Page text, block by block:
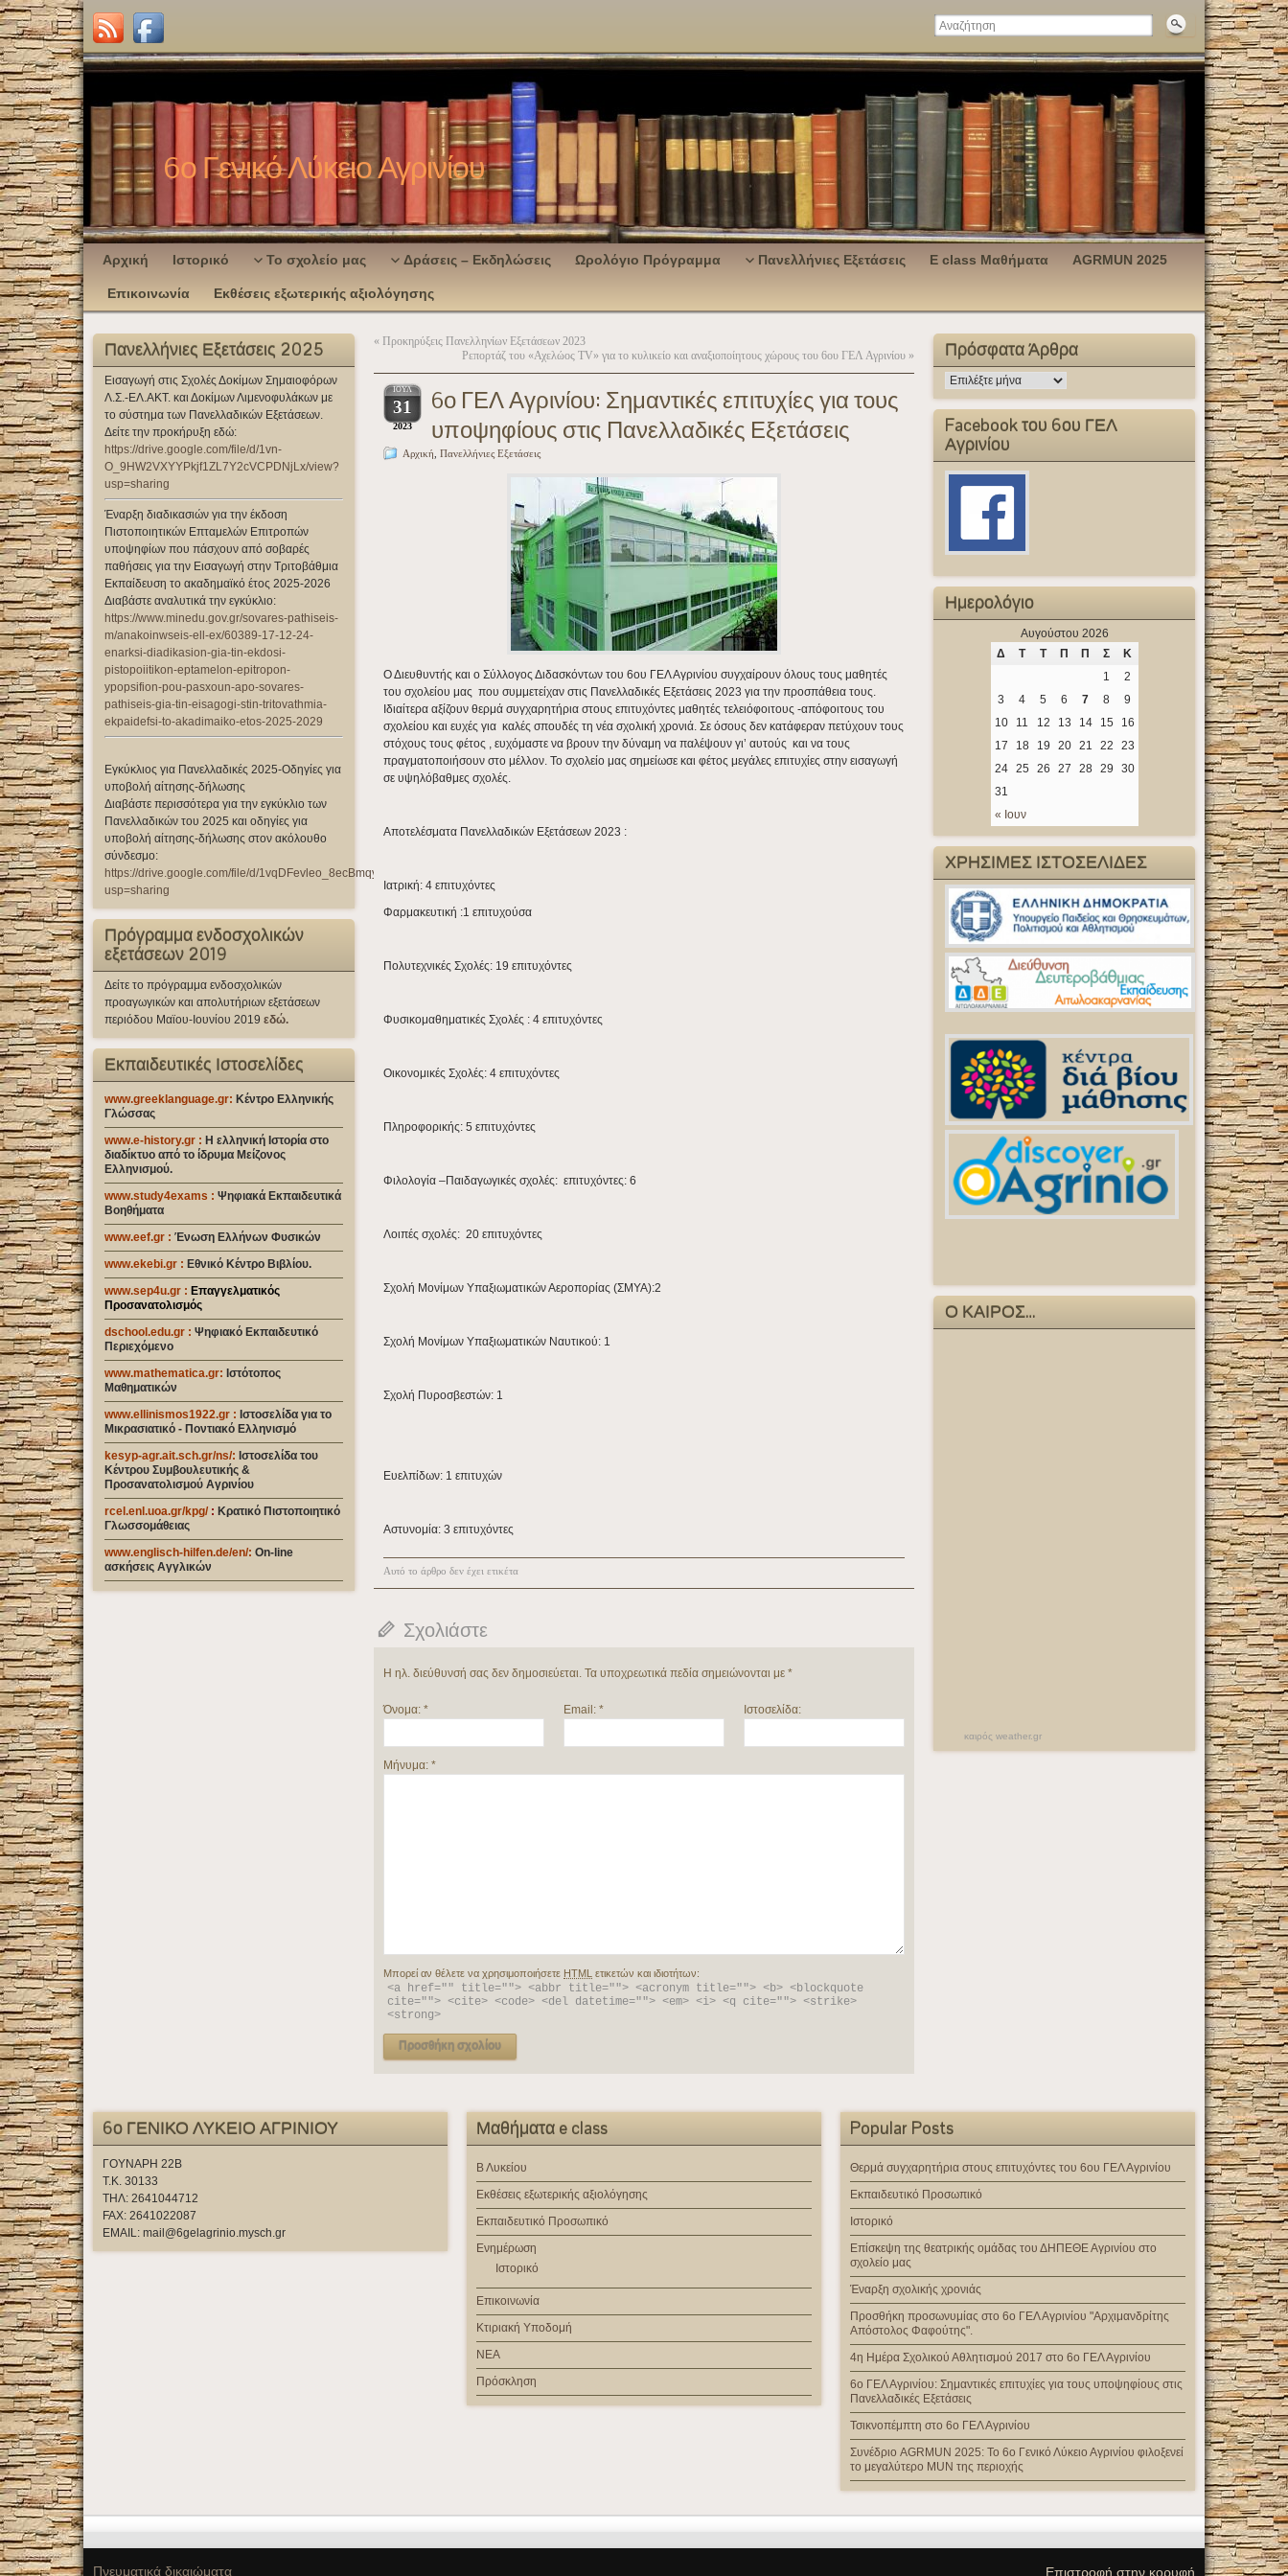
6ο Γενικό Λύκειο Αγρινίου
Αρχική Ιστορικό Το σχολείο μας Δράσεις – Εκδηλώσεις Ωρολόγιο Πρόγραμμα Πανελλήνιες Εξετάσεις E class Μαθήματα AGRMUN 2025
Επικοινωνία Εκθέσεις εξωτερικής αξιολόγησης
Πανελλήνιες Εξετάσεις 2025
Εισαγωγή στις Σχολές Δοκίμων Σημαιοφόρων
Λ.Σ.-ΕΛ.ΑΚΤ. και Δοκίμων Λιμενοφυλάκων με
το σύστημα των Πανελλαδικών Εξετάσεων.
Δείτε την προκήρυξη εδώ:
https://drive.google.com/file/d/1vn-
O_9HW2VXYYPkjf1ZL7Y2cVCPDNjLx/view?
usp=sharing
Έναρξη διαδικασιών για την έκδοση
Πιστοποιητικών Επταμελών Επιτροπών
υποψηφίων που πάσχουν από σοβαρές
παθήσεις για την Εισαγωγή στην Τριτοβάθμια
Εκπαίδευση το ακαδημαϊκό έτος 2025-2026
Διαβάστε αναλυτικά την εγκύκλιο:
https://www.minedu.gov.gr/sovares-pathiseis-
m/anakoinwseis-ell-ex/60389-17-12-24-
enarksi-diadikasion-gia-tin-ekdosi-
pistopoiitikon-eptamelon-epitropon-
ypopsifion-pou-pasxoun-apo-sovares-
pathiseis-gia-tin-eisagogi-stin-tritovathmia-
ekpaidefsi-to-akadimaiko-etos-2025-2029
Εγκύκλιος για Πανελλαδικές 2025-Οδηγίες για
υποβολή αίτησης-δήλωσης
Διαβάστε περισσότερα για την εγκύκλιο των
Πανελλαδικών του 2025 και οδηγίες για
υποβολή αίτησης-δήλωσης στον ακόλουθο
σύνδεσμο:
https://drive.google.com/file/d/1vqDFevleo_8ecBmqy9qWfzrUqT07qW_i/view?
usp=sharing
Πρόγραμμα ενδοσχολικών
εξετάσεων 2019
Δείτε το πρόγραμμα ενδοσχολικών
προαγωγικών και απολυτήριων εξετάσεων
περιόδου Μαϊου-Ιουνίου 2019 εδώ.
Εκπαιδευτικές Ιστοσελίδες
www.greeklanguage.gr: Κέντρο Ελληνικής
Γλώσσας
www.e-history.gr : Η ελληνική Ιστορία στο
διαδίκτυο από το ίδρυμα Μείζονος
Ελληνισμού.
www.study4exams : Ψηφιακά Εκπαιδευτικά
Βοηθήματα
www.eef.gr : Ένωση Ελλήνων Φυσικών
www.ekebi.gr : Εθνικό Κέντρο Βιβλίου.
www.sep4u.gr : Επαγγελματικός
Προσανατολισμός
dschool.edu.gr : Ψηφιακό Εκπαιδευτικό
Περιεχόμενο
www.mathematica.gr: Ιστότοπος
Μαθηματικών
www.ellinismos1922.gr : Ιστοσελίδα για το
Μικρασιατικό - Ποντιακό Ελληνισμό
kesyp-agr.ait.sch.gr/ns/: Ιστοσελίδα του
Κέντρου Συμβουλευτικής &
Προσανατολισμού Αγρινίου
rcel.enl.uoa.gr/kpg/ : Κρατικό Πιστοποιητικό
Γλωσσομάθειας
www.englisch-hilfen.de/en/: On-line
ασκήσεις Αγγλικών
« Προκηρύξεις Πανελληνίων Εξετάσεων 2023
Ρεπορτάζ του «Αχελώος ΤV» για το κυλικείο και αναξιοποίητους χώρους του 6ου ΓΕΛ Αγρινίου »
ΙΟΥΛ
31
2023
6ο ΓΕΛ Αγρινίου: Σημαντικές επιτυχίες για τους
υποψηφίους στις Πανελλαδικές Εξετάσεις
Αρχική Πανελλήνιες Εξετάσεις
Ο Διευθυντής και ο Σύλλογος Διδασκόντων του 6ου ΓΕΛ Αγρινίου συγχαίρουν όλους τους μαθητές
του σχολείου μας που συμμετείχαν στις Πανελλαδικές Εξετάσεις 2023 για την προσπάθεια τους.
Ιδιαίτερα αξίζουν θερμά συγχαρητήρια στους επιτυχόντες μαθητές τελειόφοιτους -απόφοιτους του
σχολείου και ευχές για καλές σπουδές τη νέα σχολική χρονιά. Σε όσους δεν κατάφεραν πετύχουν τους
στόχους τους φέτος , ευχόμαστε να βρουν την δύναμη να παλέψουν γι’ αυτούς και να τους
πραγματοποιήσουν στο μέλλον. Το σχολείο μας σημείωσε και φέτος μεγάλες επιτυχίες στην εισαγωγή
σε υψηλόβαθμες σχολές.
Αποτελέσματα Πανελλαδικών Εξετάσεων 2023 :
Ιατρική: 4 επιτυχόντες
Φαρμακευτική :1 επιτυχούσα
Πολυτεχνικές Σχολές: 19 επιτυχόντες
Φυσικομαθηματικές Σχολές : 4 επιτυχόντες
Οικονομικές Σχολές: 4 επιτυχόντες
Πληροφορικής: 5 επιτυχόντες
Φιλολογία –Παιδαγωγικές σχολές: επιτυχόντες: 6
Λοιπές σχολές: 20 επιτυχόντες
Σχολή Μονίμων Υπαξιωματικών Αεροπορίας (ΣΜΥΑ):2
Σχολή Μονίμων Υπαξιωματικών Ναυτικού: 1
Σχολή Πυροσβεστών: 1
Ευελπίδων: 1 επιτυχών
Αστυνομία: 3 επιτυχόντες
Αυτό το άρθρο δεν έχει ετικέτα
Σχολιάστε
Η ηλ. διεύθυνσή σας δεν δημοσιεύεται. Τα υποχρεωτικά πεδία σημειώνονται με *
Όνομα: * Email: * Ιστοσελίδα:
Μήνυμα: *
Μπορεί αν θέλετε να χρησιμοποιήσετε HTML ετικετών και ιδιοτήτων:
<a href="" title=""> <abbr title=""> <acronym title=""> <b> <blockquote
cite=""> <cite> <code> <del datetime=""> <em> <i> <q cite=""> <strike>
<strong>
Πρόσφατα Άρθρα
Facebook του 6ου ΓΕΛ
Αγρινίου
Ημερολόγιο
Αυγούστου 2026
Δ
Τ Τ Π Π Σ Κ
« Ιουν
1
2
3
4 5 6 7 8
9
10
11 12 13 14 15
16
17
18 19 20 21 22
23
24
25 26 27 28 29
30
31
ΧΡΗΣΙΜΕΣ ΙΣΤΟΣΕΛΙΔΕΣ
Ο ΚΑΙΡΟΣ…
καιρός weather.gr
6ο ΓΕΝΙΚΟ ΛΥΚΕΙΟ ΑΓΡΙΝΙΟΥ
ΓΟΥΝΑΡΗ 22Β
Τ.Κ. 30133
ΤΗΛ: 2641044712
FAX: 2641022087
EMAIL: mail@6gelagrinio.mysch.gr
Μαθήματα e class
Β Λυκείου
Εκθέσεις εξωτερικής αξιολόγησης
Εκπαιδευτικό Προσωπικό
Ενημέρωση
Ιστορικό
Επικοινωνία
Κτιριακή Υποδομή
ΝΕΑ
Πρόσκληση
Popular Posts
Θερμά συγχαρητήρια στους επιτυχόντες του 6ου ΓΕΛ Αγρινίου
Εκπαιδευτικό Προσωπικό
Ιστορικό
Επίσκεψη της θεατρικής ομάδας του ΔΗΠΕΘΕ Αγρινίου στο
σχολείο μας
Έναρξη σχολικής χρονιάς
Προσθήκη προσωνυμίας στο 6ο ΓΕΛ Αγρινίου "Αρχιμανδρίτης
Απόστολος Φαφούτης".
4η Ημέρα Σχολικού Αθλητισμού 2017 στο 6ο ΓΕΛ Αγρινίου
6ο ΓΕΛ Αγρινίου: Σημαντικές επιτυχίες για τους υποψηφίους στις
Πανελλαδικές Εξετάσεις
Τσικνοπέμπτη στο 6ο ΓΕΛ Αγρινίου
Συνέδριο AGRMUN 2025: Το 6ο Γενικό Λύκειο Αγρινίου φιλοξενεί
το μεγαλύτερο MUN της περιοχής
Πνευματικά δικαιώματα Επιστροφή στην κορυφή